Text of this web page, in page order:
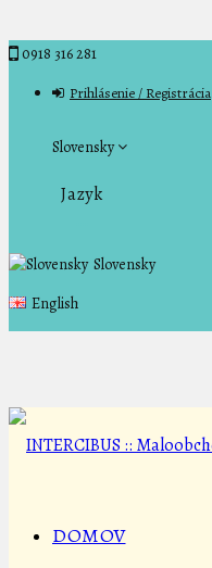
0918 316 281
Prihlásenie / Registrácia
Slovensky
Jazyk
Slovensky
English
DOMOV